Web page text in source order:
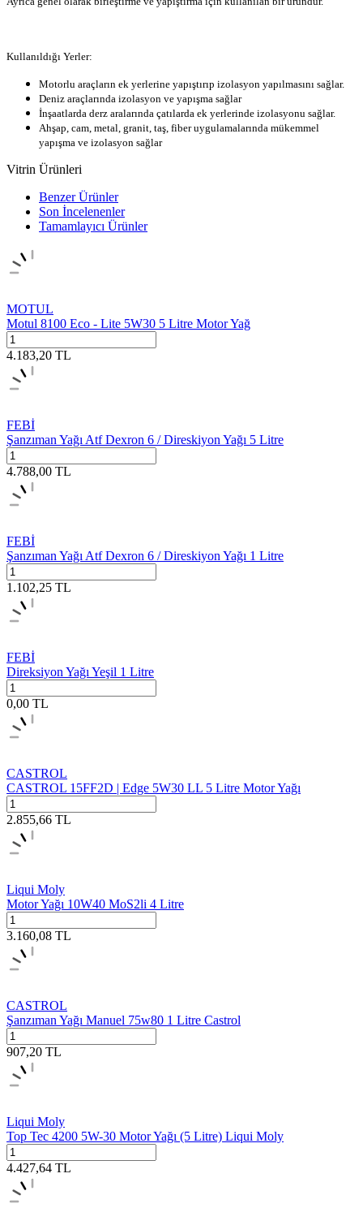
Kullanıldığı Yerler:
Motorlu araçların ek yerlerine yapıştırıp izolasyon yapılmasını sağlar.
Deniz araçlarında izolasyon ve yapışma sağlar
İnşaatlarda derz aralarında çatılarda ek yerlerinde izolasyonu sağlar.
Ahşap, cam, metal, granit, taş, fiber uygulamalarında mükemmel
yapışma ve izolasyon sağlar
Vitrin Ürünleri
Benzer Ürünler
Son İncelenenler
Tamamlayıcı Ürünler
MOTUL
Motul 8100 Eco - Lite 5W30 5 Litre Motor Yağ
4.183,20 TL
FEBİ
Şanzıman Yağı Atf Dexron 6 / Direskiyon Yağı 5 Litre
4.788,00 TL
FEBİ
Şanzıman Yağı Atf Dexron 6 / Direskiyon Yağı 1 Litre
1.102,25 TL
FEBİ
Direksiyon Yağı Yeşil 1 Litre
0,00 TL
CASTROL
CASTROL 15FF2D | Edge 5W30 LL 5 Litre Motor Yağı
2.855,66 TL
Liqui Moly
Motor Yağı 10W40 MoS2li 4 Litre
3.160,08 TL
CASTROL
Şanzıman Yağı Manuel 75w80 1 Litre Castrol
907,20 TL
Liqui Moly
Top Tec 4200 5W-30 Motor Yağı (5 Litre) Liqui Moly
4.427,64 TL